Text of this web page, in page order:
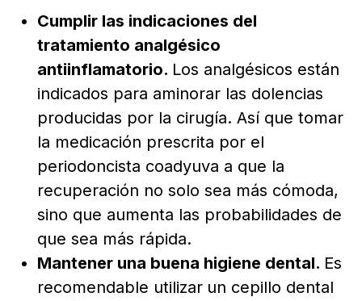
Cumplir las indicaciones del
tratamiento analgésico
antiinflamatorio. Los analgésicos están
indicados para aminorar las dolencias
producidas por la cirugía. Así que tomar
la medicación prescrita por el
periodoncista coadyuva a que la
recuperación no solo sea más cómoda,
sino que aumenta las probabilidades de
que sea más rápida.
Mantener una buena higiene dental. Es
recomendable utilizar un cepillo dental